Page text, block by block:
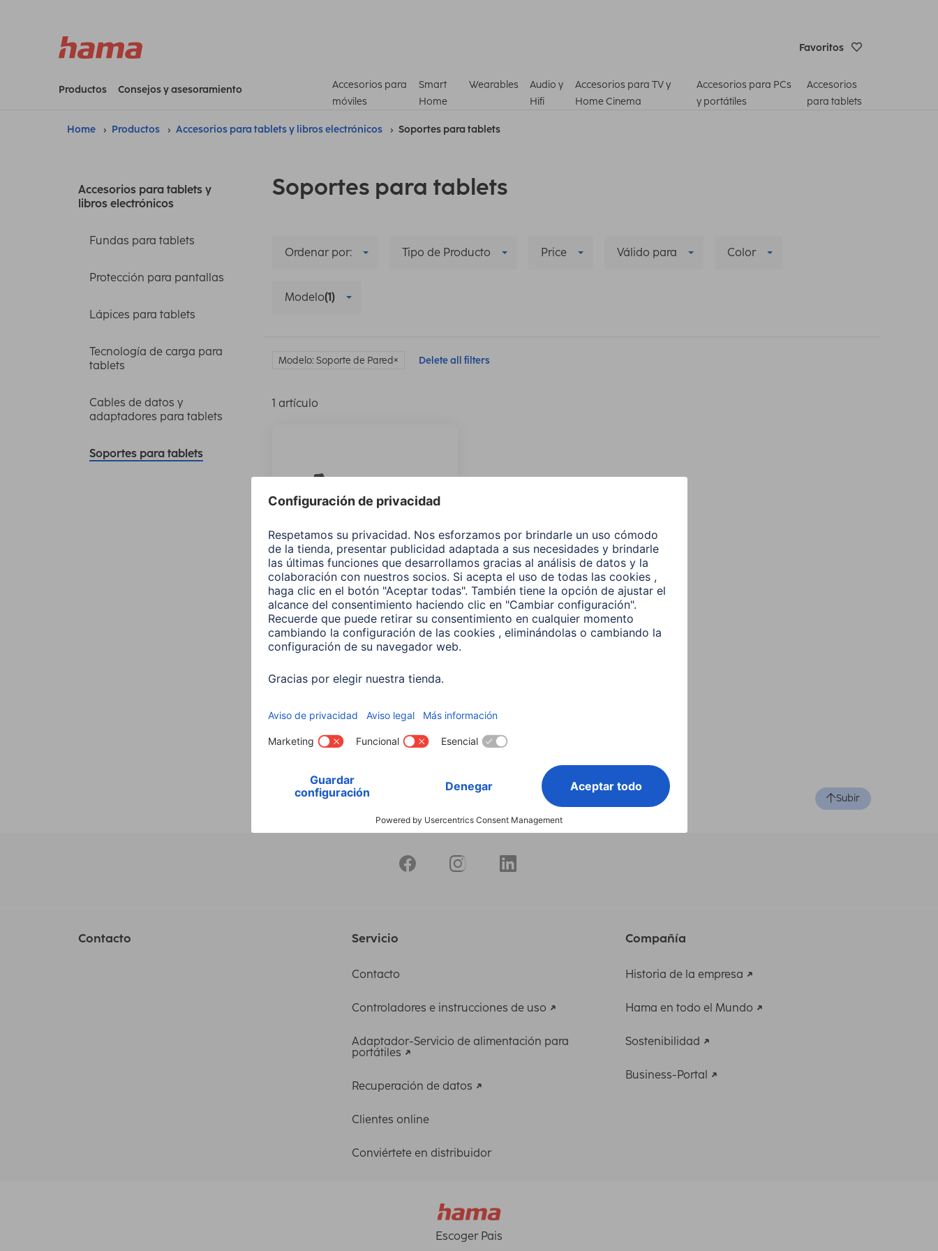
Favoritos
Productos Consejos y asesoramiento
Accesorios para
móviles
Smart
Home
Wearables
Audio y
Hifi
Accesorios para TV y
Home Cinema
Accesorios para PCs
y portátiles
Accesorios
para tablets
Home Productos Accesorios para tablets y libros electrónicos Soportes para tablets
Accesorios para tablets y
libros electrónicos
Fundas para tablets
Protección para pantallas
Lápices para tablets
Tecnología de carga para
tablets
Cables de datos y
adaptadores para tablets
Soportes para tablets
Soportes para tablets
Ordenar por: Tipo de Producto Price Válido para Color
Modelo(1)
Modelo: Soporte de Pared Delete all filters
1 artículo
Hama Soporte de pared para
tablets de 7 a 11", giratorio,
aluminio
00125121
49,99 EUR
Subir
Contacto Servicio
Contacto
Controladores e instrucciones de uso
Adaptador-Servicio de alimentación para
portátiles
Recuperación de datos
Clientes online
Conviértete en distribuidor
Compañía
Historia de la empresa
Hama en todo el Mundo
Sostenibilidad
Business-Portal
Escoger Pais